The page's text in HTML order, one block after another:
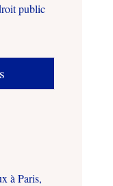
public
à Paris,